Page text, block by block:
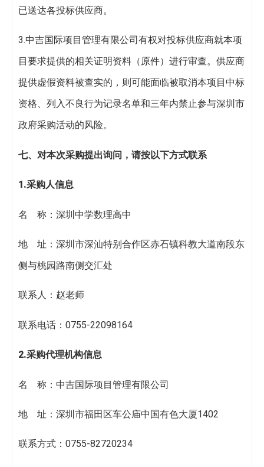
已送达各投标供应商。
3.中吉国际项目管理有限公司有权对投标供应商就本项
目要求提供的相关证明资料（原件）进行审查。供应商
提供虚假资料被查实的，则可能面临被取消本项目中标
资格、列入不良行为记录名单和三年内禁止参与深圳市
政府采购活动的风险。
七、对本次采购提出询问，请按以下方式联系
1.采购人信息
名 称：深圳中学数理高中
地 址：深圳市深汕特别合作区赤石镇科教大道南段东
侧与桃园路南侧交汇处
联系人：赵老师
联系电话：0755-22098164
2.采购代理机构信息
名 称：中吉国际项目管理有限公司
地 址：深圳市福田区车公庙中国有色大厦1402
联系方式：0755-82720234